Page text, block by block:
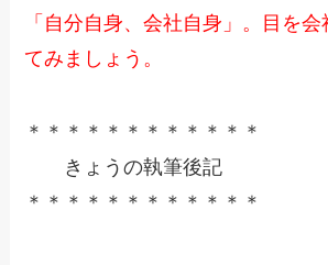
「自分自身、会社自身」。目を
てみましょう。
＊＊＊＊＊＊＊＊＊＊＊＊
きょうの執筆後記
＊＊＊＊＊＊＊＊＊＊＊＊